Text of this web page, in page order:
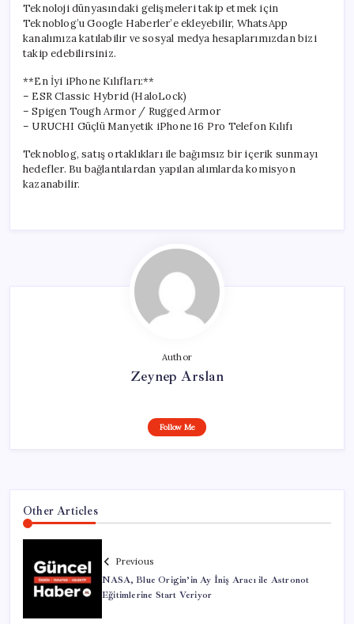
Teknoloji dünyasındaki gelişmeleri takip etmek için
Teknoblog’u Google Haberler’e ekleyebilir, WhatsApp
kanalımıza katılabilir ve sosyal medya hesaplarımızdan bizi
takip edebilirsiniz.
**En İyi iPhone Kılıfları:**
– ESR Classic Hybrid (HaloLock)
– Spigen Tough Armor / Rugged Armor
– URUCHI Güçlü Manyetik iPhone 16 Pro Telefon Kılıfı
Teknoblog, satış ortaklıkları ile bağımsız bir içerik sunmayı
hedefler. Bu bağlantılardan yapılan alımlarda komisyon
kazanabilir.
Author
Zeynep Arslan
Follow Me
Other Articles
Previous
NASA, Blue Origin’in Ay İniş Aracı ile Astronot
Eğitimlerine Start Veriyor